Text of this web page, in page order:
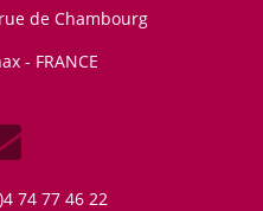
de Chambourg
- FRANCE
74 77 46 22